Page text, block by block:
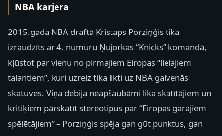
NBA karjera
2015.gada NBA draftā Kristaps Porziņģis tika
izraudzīts ar 4. numuru Ņujorkas “Knicks” komandā,
kļūstot par vienu no pirmajiem Eiropas “lielajiem
talantiem”, kuri uzreiz tika likti uz NBA galvenās
skatuves. Viņa debija neapšaubāmi lika skatītājiem un
kritiķiem pārskatīt stereotipus par “Eiropas garajiem
spēlētājiem” – Porziņģis spēja gan gūt punktus, gan